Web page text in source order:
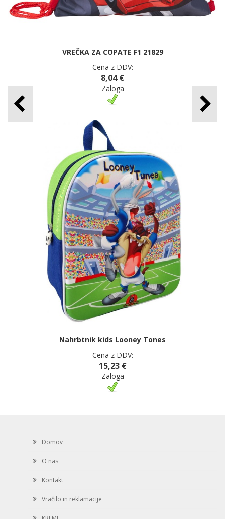
VREČKA ZA COPATE F1 21829
Cena z DDV:
8,04 €
Zaloga
Nahrbtnik kids Looney Tones
Cena z DDV:
15,23 €
Zaloga
Domov
O nas
Kontakt
Vračilo in reklamacije